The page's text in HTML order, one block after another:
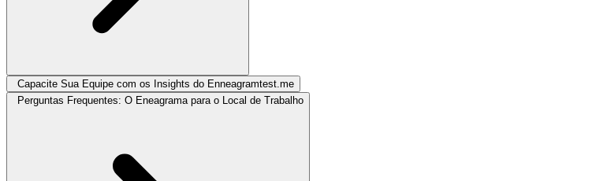
Capacite Sua Equipe com os Insights do Enneagramtest.me
Perguntas Frequentes: O Eneagrama para o Local de Trabalho